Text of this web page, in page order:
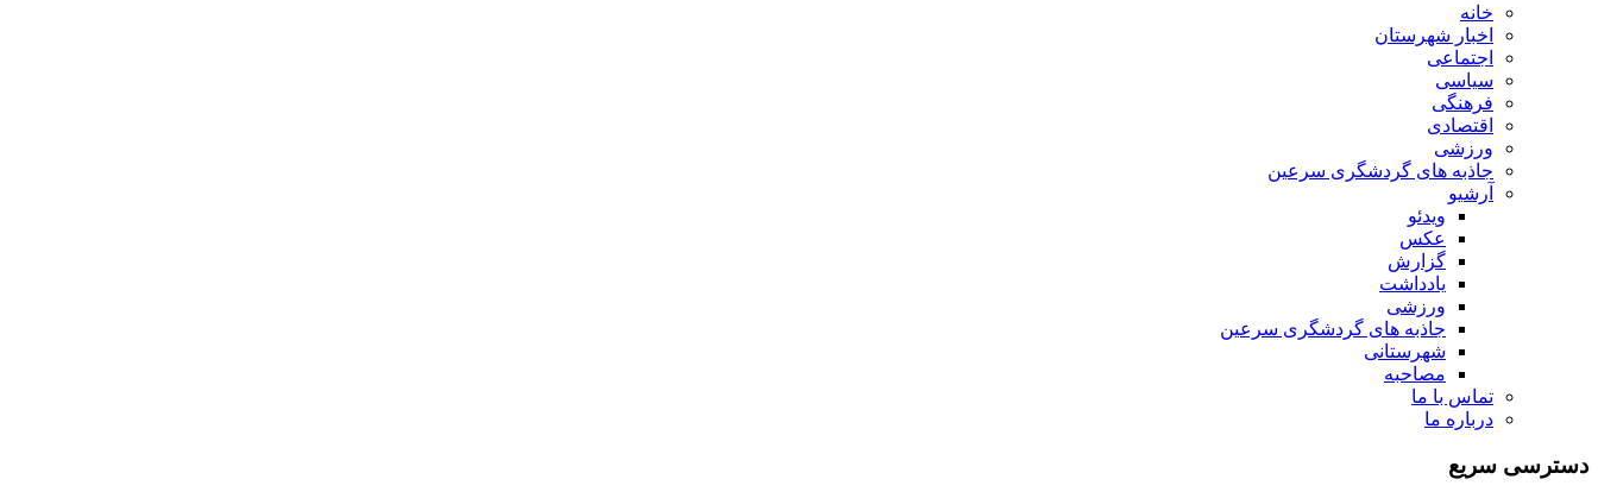
خانه
اخبار شهرستان
اجتماعی
سیاسی
فرهنگی
اقتصادی
ورزشی
جاذبه های گردشگری سرعین
آرشیو
ویدئو
عکس
گزارش
یادداشت
ورزشی
جاذبه های گردشگری سرعین
شهرستانی
مصاحبه
تماس با ما
درباره ما
دسترسی سریع